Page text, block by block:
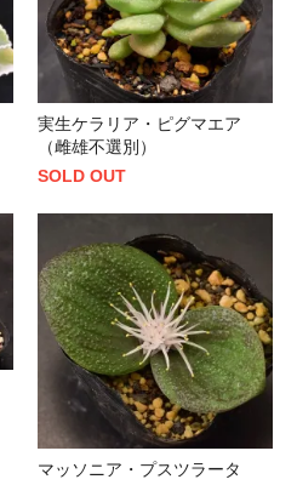
実生ケラリア・ピグマエア
（雌雄不選別）
SOLD OUT
マッソニア・プスツラータ